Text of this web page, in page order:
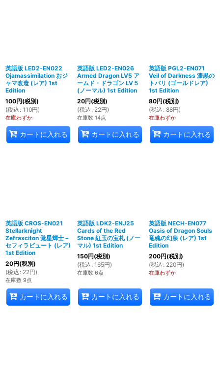
英語版 LED2-EN022
Ojamassimilation おジ
ャマ改造 (レア) 1st
Edition
100円(税別)
(税込 : 110円)
在庫わずか
カートに入れる
英語版 LED2-EN026
Armed Dragon LV5 ア
ームド・ドラゴン LV５
(ノーマル) 1st Edition
20円(税別)
(税込 : 22円)
在庫数 14点
カートに入れる
英語版 PGL2-EN071
Veil of Darkness 漆黒の
トバリ (ゴールドレア)
1st Edition
80円(税別)
(税込 : 88円)
在庫わずか
カートに入れる
英語版 CROS-EN021
Stellarknight
Zefraxciton 覚星輝士－
セフィラビュート (レア)
1st Edition
20円(税別)
(税込 : 22円)
在庫数 9点
カートに入れる
英語版 LDK2-ENJ25
Cards of the Red
Stone 紅玉の宝札 (ノー
マル) 1st Edition
150円(税別)
(税込 : 165円)
在庫数 6点
カートに入れる
英語版 NECH-EN077
Oasis of Dragon Souls
竜魂の幻泉 (レア) 1st
Edition
200円(税別)
(税込 : 220円)
在庫わずか
カートに入れる